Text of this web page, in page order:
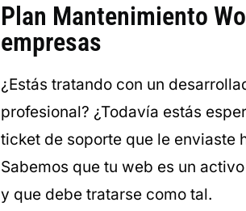
Plan Mantenimiento
empresas
¿Estás tratando con un
profesional? ¿Todavía estás
ticket de soporte que le enviaste
Sabemos que tu web es un
y que debe tratarse como tal.